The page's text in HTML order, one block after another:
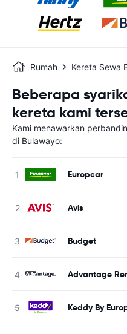
Rumah Kereta Sewa
Beberapa
kereta kami
Kami menawarkan
di Bulawayo:
Europcar
Avis
Budget
Advantage
Keddy By